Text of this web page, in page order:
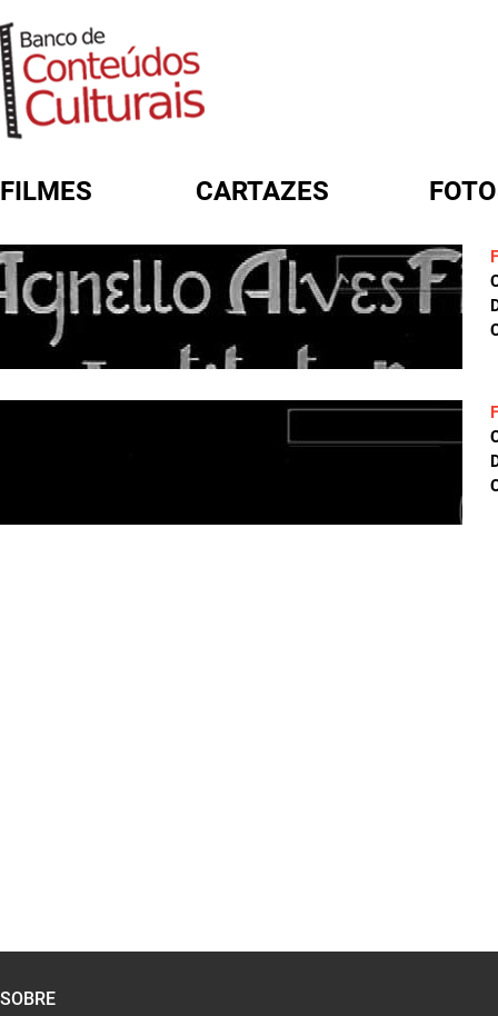
FILMES CARTAZES
FORMULÁRIO DE BUSCA
SOBRE